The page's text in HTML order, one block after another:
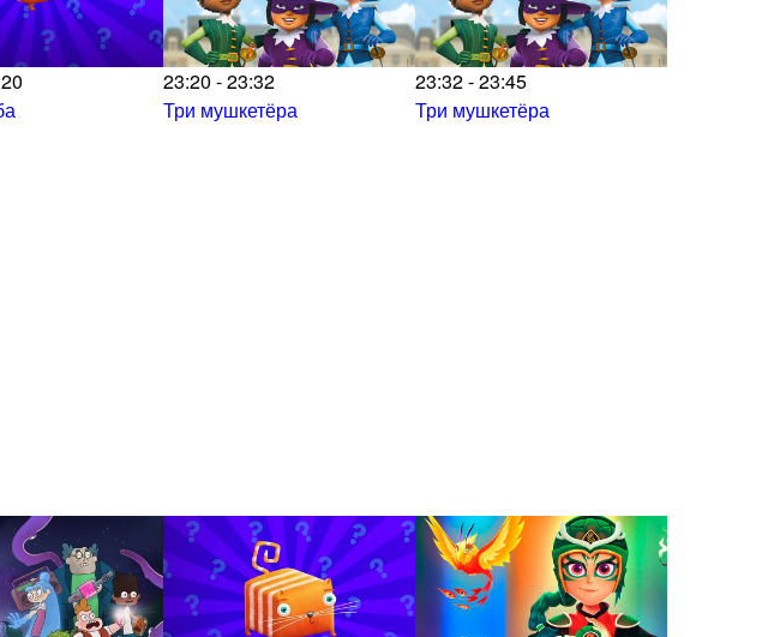
23:20 - 23:32
Три мушкетёра
23:32 - 23:45
Три мушкетёра